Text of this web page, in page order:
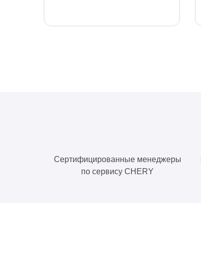
Сертифицированные менеджеры
по сервису CHERY